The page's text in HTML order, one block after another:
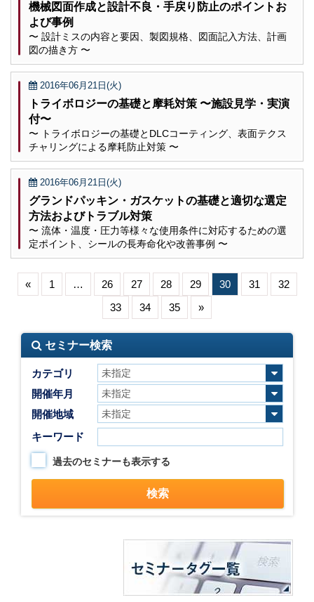
機械図面作成と設計不良・手戻り防止のポイントお
よび事例
〜 設計ミスの内容と要因、製図規格、図面記入方法、計画
図の描き方 〜
2016年06月21日(火)
トライボロジーの基礎と摩耗対策 〜施設見学・実演
付〜
〜 トライボロジーの基礎とDLCコーティング、表面テクス
チャリングによる摩耗防止対策 〜
2016年06月21日(火)
グランドパッキン・ガスケットの基礎と適切な選定
方法およびトラブル対策
〜 流体・温度・圧力等様々な使用条件に対応するための選
定ポイント、シールの長寿命化や改善事例 〜
« 1 … 26 27 28 29 30 31
32
33
34 35 »
セミナー検索
カテゴリ
開催年月
開催地域
キーワード
過去のセミナーも表示する